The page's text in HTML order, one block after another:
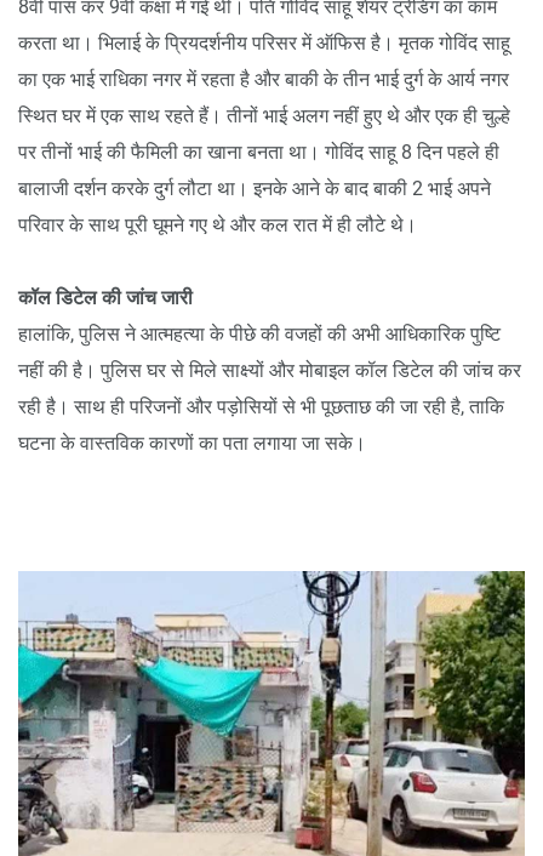
8वीं पास कर 9वीं कक्षा में गई थी। पति गोविंद साहू शेयर ट्रेडिंग का काम
करता था। भिलाई के प्रियदर्शनीय परिसर में ऑफिस है। मृतक गोविंद साहू
का एक भाई राधिका नगर में रहता है और बाकी के तीन भाई दुर्ग के आर्य नगर
स्थित घर में एक साथ रहते हैं। तीनों भाई अलग नहीं हुए थे और एक ही चुल्हे
पर तीनों भाई की फैमिली का खाना बनता था। गोविंद साहू 8 दिन पहले ही
बालाजी दर्शन करके दुर्ग लौटा था। इनके आने के बाद बाकी 2 भाई अपने
परिवार के साथ पूरी घूमने गए थे और कल रात में ही लौटे थे।
कॉल डिटेल की जांच जारी
हालांकि, पुलिस ने आत्महत्या के पीछे की वजहों की अभी आधिकारिक पुष्टि
नहीं की है। पुलिस घर से मिले साक्ष्यों और मोबाइल कॉल डिटेल की जांच कर
रही है। साथ ही परिजनों और पड़ोसियों से भी पूछताछ की जा रही है, ताकि
घटना के वास्तविक कारणों का पता लगाया जा सके।